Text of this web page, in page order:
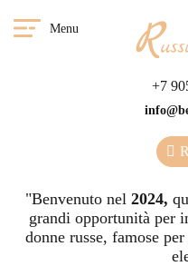
Menu
+7
"Benvenuto nel 2024,
grandi opportunità per
donne russe, famose